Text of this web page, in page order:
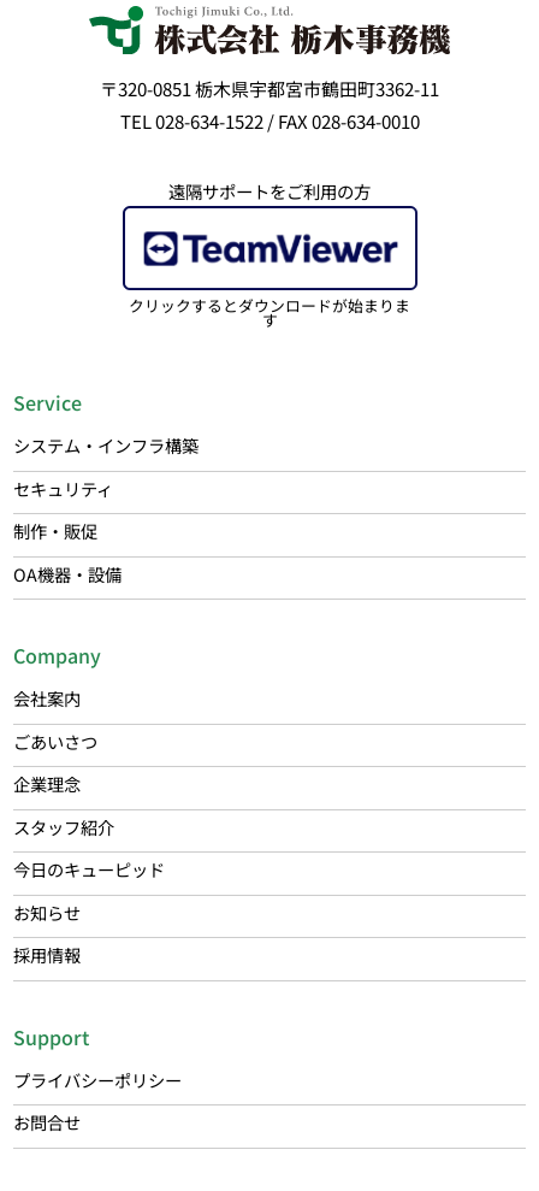
〒320-0851 栃木県宇都宮市鶴田町3362-11
TEL 028-634-1522 / FAX 028-634-0010
遠隔サポートをご利用の方
クリックするとダウンロードが始まりま
す
Service
システム・インフラ構築
セキュリティ
制作・販促
OA機器・設備
Company
会社案内
ごあいさつ
企業理念
スタッフ紹介
今日のキューピッド
お知らせ
採用情報
Support
プライバシーポリシー
お問合せ